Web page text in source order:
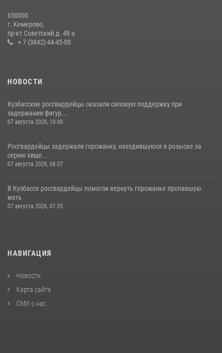
детского дома в рамках всероссийской акции
20 июля 2026, 10:54
650000
г. Кемерово,
пр-кт Советский д. 48 а
+ 7 (3842) 44-45-00
НОВОСТИ
Кузбасские росгвардейцы оказали силовую поддержку при
задержании фигур...
07 августа 2026, 10:40
Росгвардейцы задержали горожанку, находившуюся в розыске за
серию хище...
07 августа 2026, 08:37
В Кузбассе росгвардейцы помогли вернуть горожанке пропавшую
мать
07 августа 2026, 07:35
НАВИГАЦИЯ
Новости
Карта сайта
СМИ о нас